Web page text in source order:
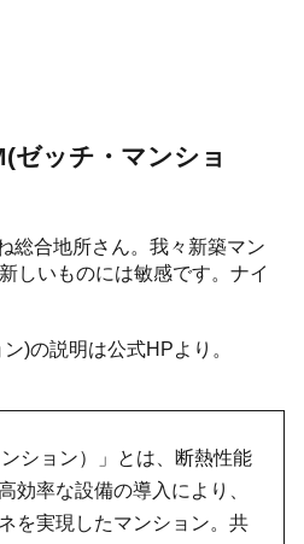
ゼッチ・マンショ
総合地所さん。我々新築マン
しいものには敏感です。ナイ
)の説明は公式HPより。
ション）」とは、断熱性能
効率な設備の導入により、
を実現したマンション。共